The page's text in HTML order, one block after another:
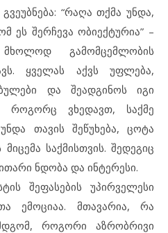
“რაღა თქმა უნდა,
ეს შერჩევა ობიექტურია” –
გამომცემლობის
ყველას აქვს უფლება,
და შეადგინოს იგი
როგორც ვხედავთ, საქმე
თავის შეწუხება, ცოტა
საქმისთვის. შედეგიც
ნდობა და ინტერესი.
შეფასების უპირველესი
ემოციაა. მთავარია, რა
როგორი აზრობრივი